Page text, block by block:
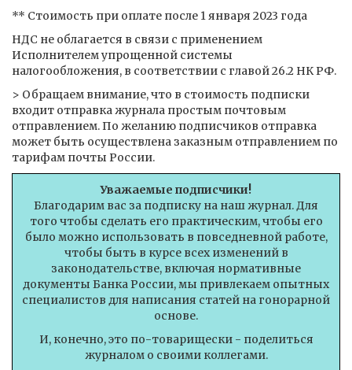
** Стоимость при оплате после 1 января 2023 года
НДС не облагается в связи с применением
Исполнителем упрощенной системы
налогообложения, в соответствии с главой 26.2 НК РФ.
> Обращаем внимание, что в стоимость подписки
входит отправка журнала простым почтовым
отправлением. По желанию подписчиков отправка
может быть осуществлена заказным отправлением по
тарифам почты России.
Уважаемые подписчики!
Благодарим вас за подписку на наш журнал. Для
того чтобы сделать его практическим, чтобы его
было можно использовать в повседневной работе,
чтобы быть в курсе всех изменений в
законодательстве, включая нормативные
документы Банка России, мы привлекаем опытных
специалистов для написания статей на гонорарной
основе.
И, конечно, это по-товарищески - поделиться
журналом о своими коллегами.